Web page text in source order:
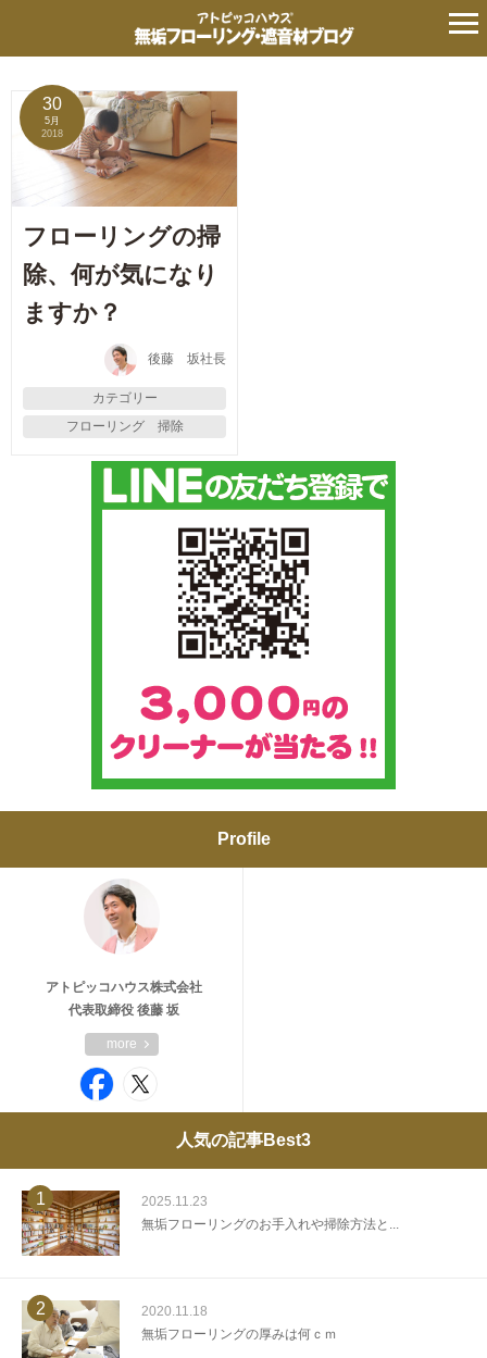
自然塗装系の記事
30
5月
2018
フローリングの掃
除、何が気になり
ますか？
後藤 坂社長
カテゴリー
フローリング 掃除
Profile
アトピッコハウス株式会社
代表取締役 後藤 坂
more
人気の記事Best3
1
2025.11.23
無垢フローリングのお手入れや掃除方法と...
2
2020.11.18
無垢フローリングの厚みは何ｃｍ